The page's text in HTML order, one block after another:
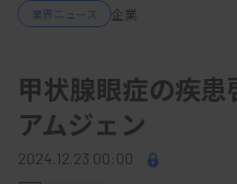
業界ニュース 企業
甲状腺眼症の疾
アムジェン
2024.12.23 00:00